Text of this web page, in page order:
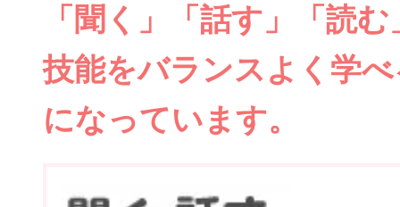
「聞く」「話す」「読
技能をバランスよく学
になっています。